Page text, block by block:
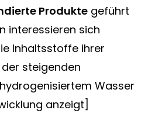
Produkte geführt
interessieren sich
Inhaltsstoffe ihrer
steigenden
Wasser
anzeigt]